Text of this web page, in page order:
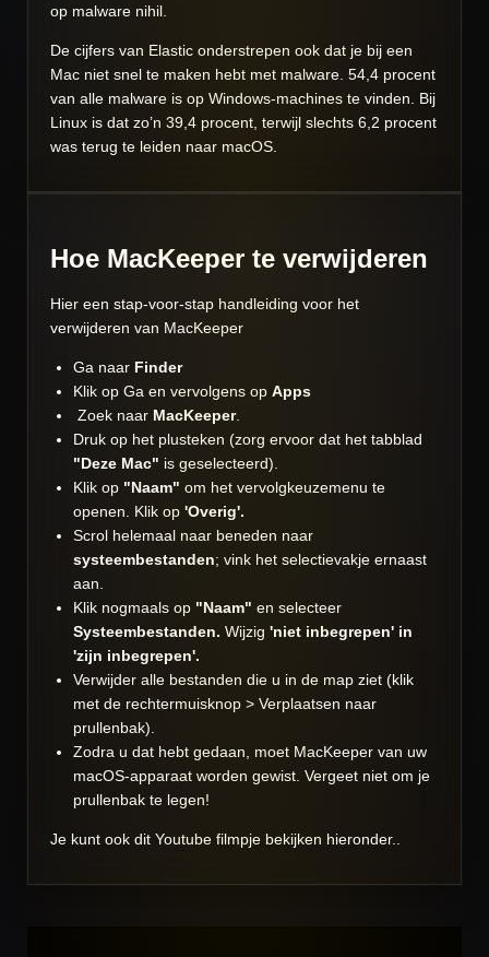
op malware nihil.
De cijfers van Elastic onderstrepen ook dat je bij een
Mac niet snel te maken hebt met malware. 54,4 procent
van alle malware is op Windows-machines te vinden. Bij
Linux is dat zo’n 39,4 procent, terwijl slechts 6,2 procent
was terug te leiden naar macOS.
Hoe MacKeeper te verwijderen
Hier een stap-voor-stap handleiding voor het
verwijderen van MacKeeper
Ga naar Finder
Klik op Ga en vervolgens op Apps
Zoek naar MacKeeper.
Druk op het plusteken (zorg ervoor dat het tabblad
"Deze Mac" is geselecteerd).
Klik op "Naam" om het vervolgkeuzemenu te
openen. Klik op 'Overig'.
Scrol helemaal naar beneden naar
systeembestanden; vink het selectievakje ernaast
aan.
Klik nogmaals op "Naam" en selecteer
Systeembestanden. Wijzig 'niet inbegrepen' in
'zijn inbegrepen'.
Verwijder alle bestanden die u in de map ziet (klik
met de rechtermuisknop > Verplaatsen naar
prullenbak).
Zodra u dat hebt gedaan, moet MacKeeper van uw
macOS-apparaat worden gewist. Vergeet niet om je
prullenbak te legen!
Je kunt ook dit Youtube filmpje bekijken hieronder..